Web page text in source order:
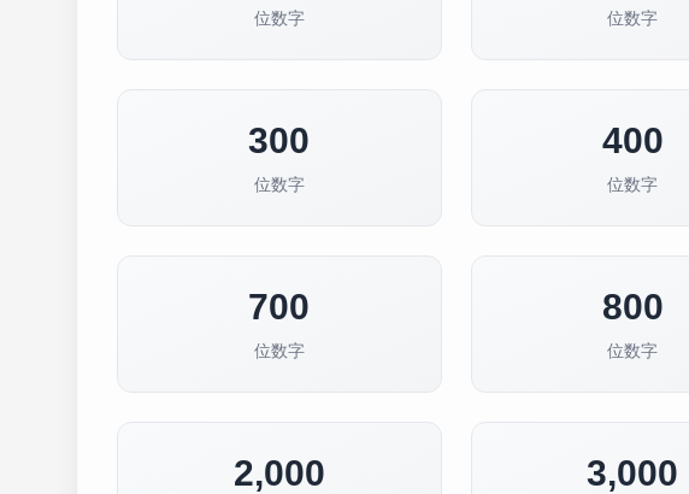
位数字 位数字
300
位数字
400
位数字
700
位数字
800
位数字
2,000 3,000